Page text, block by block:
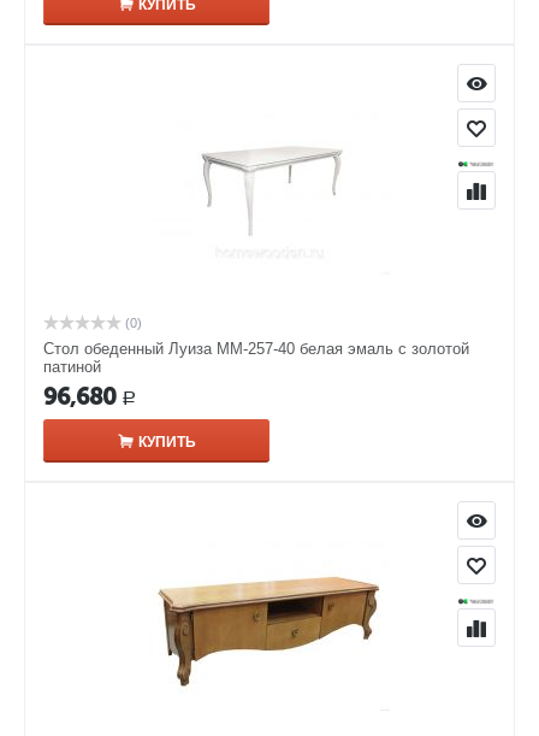
КУПИТЬ
(0)
Стол обеденный Луиза ММ-257-40 белая эмаль с золотой
патиной
96,680 Р
КУПИТЬ